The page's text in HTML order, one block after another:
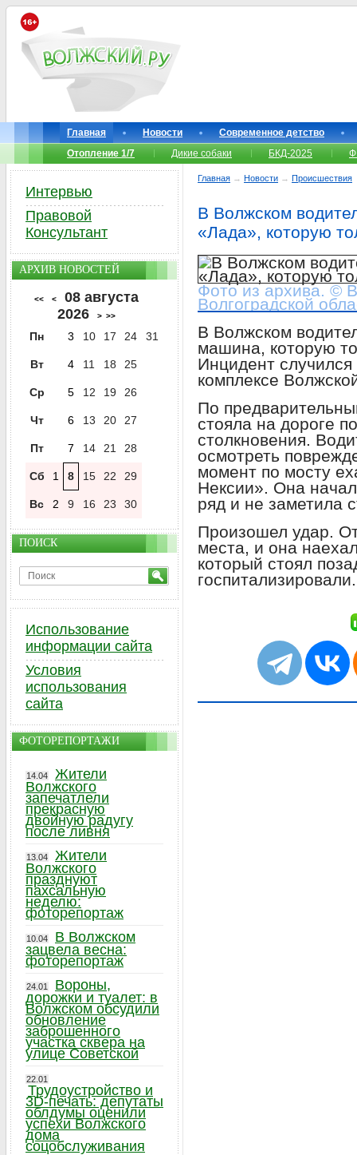
Главная Новости
Современное детство
Отопление 1/7
Дикие собаки БКД-2025
Главная → Новости → Происшествия
В Волжском
«Лада», которую
Фото из архива. ©
Волгоградской
В Волжском
машина, которую
Инцидент
комплексе
По
стояла на дороге
столкновения.
осмотреть
момент по мосту
Нексии». Она
ряд и не заметила
Произошел удар.
места, и она
который стоял
госпитализировали.
Интервью
Правовой
Консультант
АРХИВ НОВОСТЕЙ
<< <
08 августа
2026
> >>
Пн 3 10 17 24 31
Вт 4 11 18 25
Ср 5 12 19 26
Чт 6 13 20 27
Пт 7 14 21 28
Сб 1 8 15 22 29
Вс 2 9 16 23 30
ПОИСК
Использование
информации сайта
Условия
использования
сайта
ФОТОРЕПОРТАЖИ
14.04
Жители
Волжского
запечатлели
прекрасную
двойную радугу
после ливня
13.04
Жители
Волжского
празднуют
пахсальную
неделю:
фоторепортаж
10.04
В Волжском
зацвела весна:
фоторепортаж
24.01
Вороны,
дорожки и туалет: в
Волжском обсудили
обновление
заброшенного
участка сквера на
улице Советской
22.01
Трудоустройство и
3D-печать: депутаты
облдумы оценили
успехи Волжского
дома
соцобслуживания